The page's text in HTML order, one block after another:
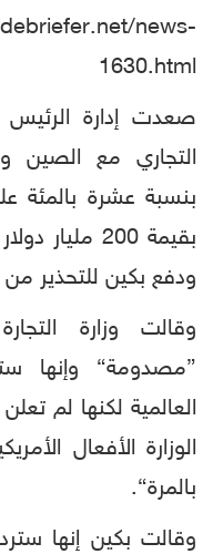
news-
1630.html
صعدت إدارة الرئيس
التجاري مع
بنسبة عشرة بالمئة
بقيمة 200
ودفع بكين للتحذير
وقالت وزارة
”مصدومة“ وإنها
العالمية لكنها لم
الوزارة الأفعال
بالمرة“.
وقالت بكين إنها